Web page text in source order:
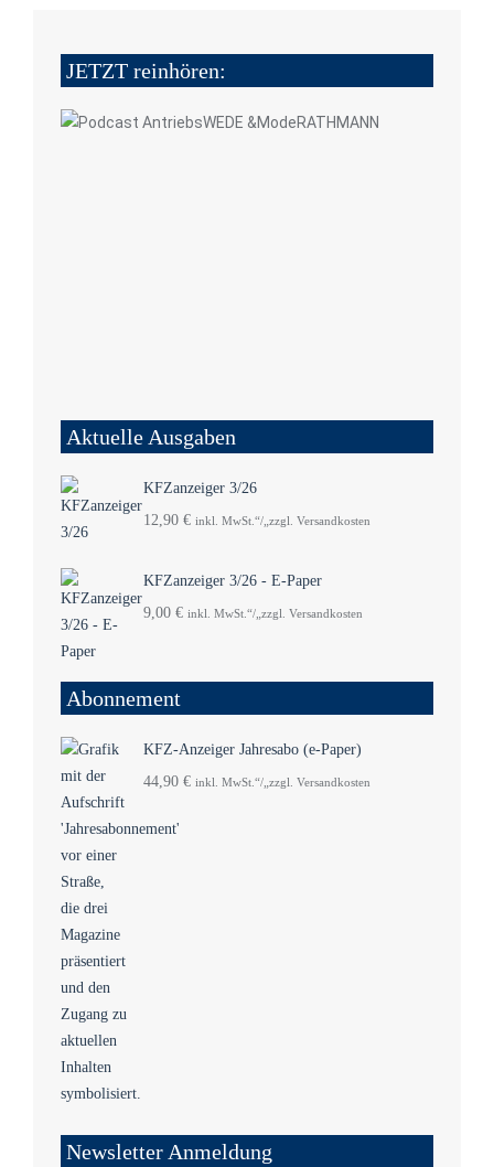
JETZT reinhören:
Aktuelle Ausgaben
KFZanzeiger 3/26
12,90 € inkl. MwSt.“/„zzgl. Versandkosten
KFZanzeiger 3/26 - E-Paper
9,00 € inkl. MwSt.“/„zzgl. Versandkosten
Abonnement
KFZ-Anzeiger Jahresabo (e-Paper)
44,90 € inkl. MwSt.“/„zzgl. Versandkosten
Newsletter Anmeldung